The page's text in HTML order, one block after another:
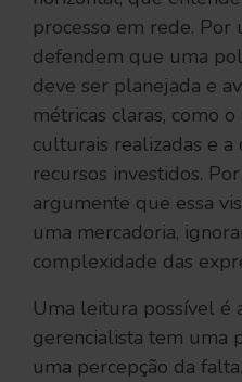
processo em rede. Por
defendem que uma
deve ser planejada e
métricas claras, como
culturais realizadas e a
recursos investidos.
argumente que essa
uma mercadoria,
complexidade das
Uma leitura possível é
gerencialista tem uma
uma percepção da